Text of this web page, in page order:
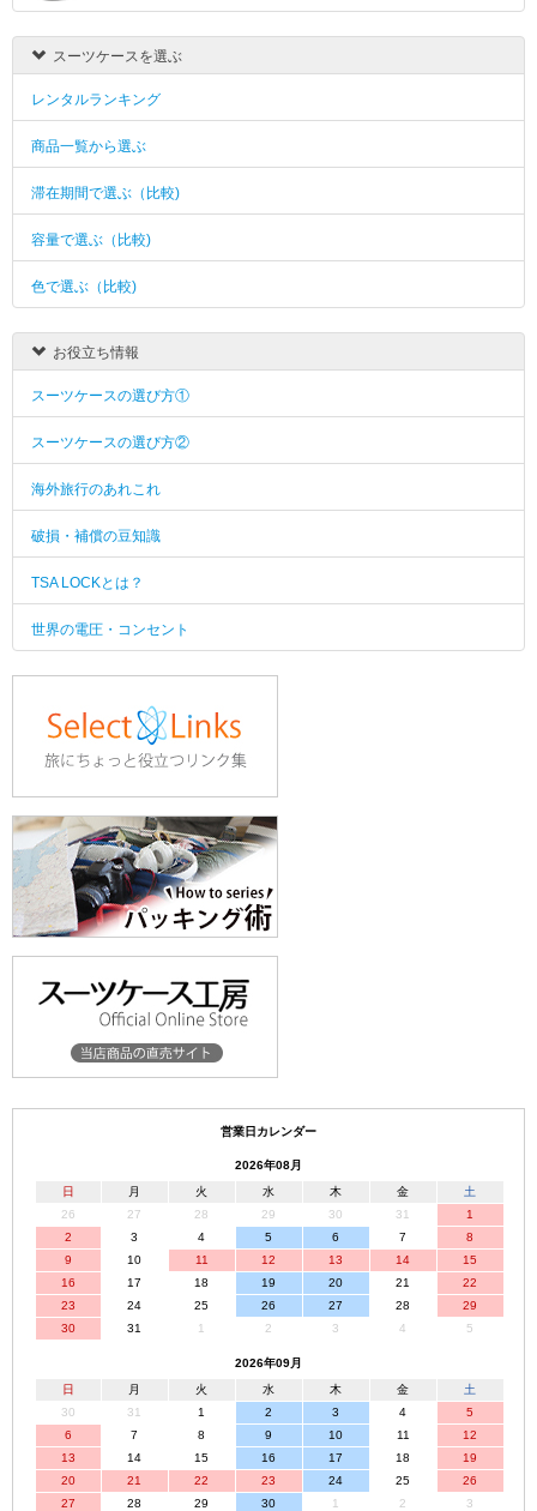
スーツケースを選ぶ
レンタルランキング
商品一覧から選ぶ
滞在期間で選ぶ（比較)
容量で選ぶ（比較)
色で選ぶ（比較)
お役立ち情報
スーツケースの選び方①
スーツケースの選び方②
海外旅行のあれこれ
破損・補償の豆知識
TSA LOCKとは？
世界の電圧・コンセント
営業日カレンダー
2026年08月
日
月 火 水 木 金
土
26
27 28 29 30 31
1
2
3 4 5 6 7
8
9
10 11 12 13 14
15
16
17 18 19 20 21
22
23
24 25 26 27 28
29
30
31 1 2 3 4 5
2026年09月
日
月 火 水 木 金
土
30
31 1 2 3 4
5
6
7 8 9 10 11
12
13
14 15 16 17 18
19
20
21 22 23 24 25
26
27
28 29 30 1 2 3